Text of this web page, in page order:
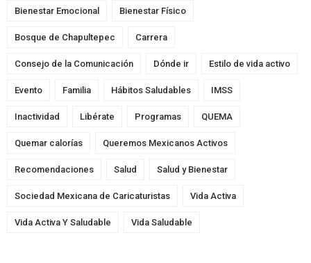
Bienestar Emocional Bienestar Físico
Bosque de Chapultepec Carrera
Consejo de la Comunicación Dónde ir Estilo de vida activo
Evento Familia Hábitos Saludables IMSS
Inactividad Libérate Programas QUEMA
Quemar calorías Queremos Mexicanos Activos
Recomendaciones Salud Salud y Bienestar
Sociedad Mexicana de Caricaturistas Vida Activa
Vida Activa Y Saludable Vida Saludable